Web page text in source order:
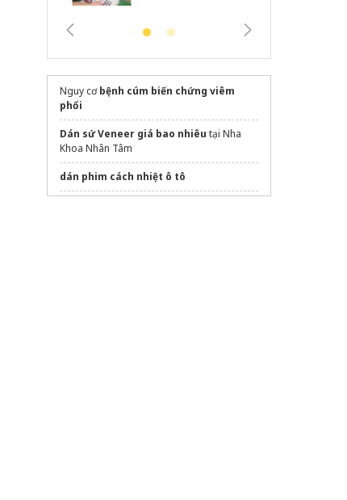
Nguy cơbệnh cúm biến chứng viêm
phổi
Dán sứ Veneer giá bao nhiêu tại Nha
Khoa Nhân Tâm
dán phim cách nhiệt ô tô